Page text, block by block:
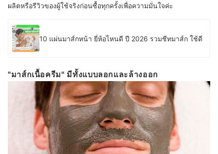
ผลิตหรือรีวิวของผู้ใช้จริงก่อนซื้อทุกครั้งเพื่อความมั่นใจค่ะ
10 แผ่นมาส์กหน้า ยี่ห้อไหนดี ปี 2026 รวมชีทมาส์ก ใช้ดี
"มาส์กเนื้อครีม" มีทั้งแบบลอกและล้างออก